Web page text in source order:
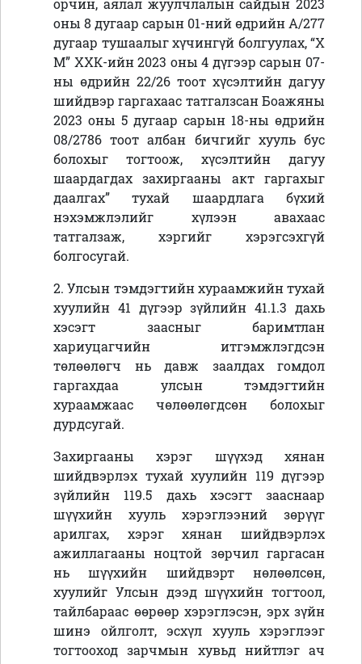
орчин, аялал жуулчлалын сайдын 2023
оны 8 дугаар сарын 01-ний өдрийн А/277
дугаар тушаалыг хүчингүй болгуулах,“Х
М” ХХК-ийн 2023 оны 4 дүгээр сарын 07-
ны өдрийн 22/26 тоот хүсэлтийн дагуу
шийдвэр гаргахаас татгалзсанБоажяны
2023 оны 5 дугаар сарын 18-ны өдрийн
08/2786 тоот албан бичгийг хууль бус
болохыг тогтоож, хүсэлтийн дагуу
шаардагдах захиргааны акт гаргахыг
даалгах” тухай шаардлага бүхий
нэхэмжлэлийг хүлээн авахаас
татгалзаж, хэргийг хэрэгсэхгүй
болгосугай.
2. Улсын тэмдэгтийн хураамжийн тухай
хуулийн 41 дүгээр зүйлийн 41.1.3 дахь
хэсэгт заасныг баримтлан
хариуцагчийн итгэмжлэгдсэн
төлөөлөгч нь давж заалдах гомдол
гаргахдаа улсын тэмдэгтийн
хураамжаас чөлөөлөгдсөн болохыг
дурдсугай.
Захиргааны хэрэг шүүхэд хянан
шийдвэрлэх тухай хуулийн 119 дүгээр
зүйлийн 119.5 дахь хэсэгт зааснаар
шүүхийн хууль хэрэглээний зөрүүг
арилгах, хэрэг хянан шийдвэрлэх
ажиллагааны ноцтой зөрчил гаргасан
нь шүүхийн шийдвэрт нөлөөлсөн,
хуулийг Улсын дээд шүүхийн тогтоол,
тайлбараас өөрөөр хэрэглэсэн, эрх зүйн
шинэ ойлголт, эсхүл хууль хэрэглээг
тогтооход зарчмын хувьд нийтлэг ач